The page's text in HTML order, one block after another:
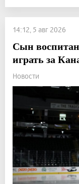
14:12, 5 авг 2026
Сын
играть за
Новости